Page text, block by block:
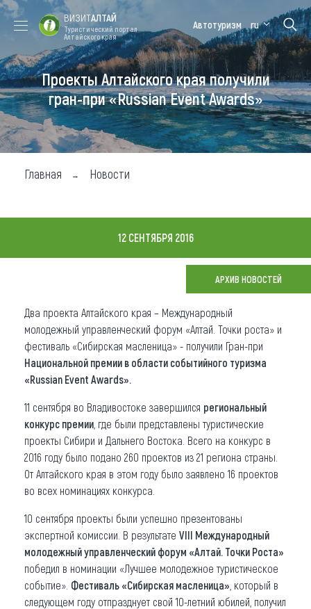
Форум VISIT
ALTAI
Цветение
маральника
Медицинский
форум
Алтайская
зимовка
Туры
Где побывать
Чем заняться
Где остановиться
Новости
Что привезти (сувениры)
О регионе
Коллекция впечатлений
Другие рубрики
ВИЗИТАЛТАЙ
Туристический портал
Алтайского края
Автотуризм ru
Проекты Алтайского края получили
гран-при «Russian Event Awards»
Главная Новости
12 СЕНТЯБРЯ 2016
АРХИВ НОВОСТЕЙ
Два проекта Алтайского края – Международный
молодежный управленческий форум «Алтай. Точки роста» и
фестиваль «Сибирская масленица» - получили Гран-при
Национальной премии в области событийного туризма
«Russian Event Awards».
11 сентября во Владивостоке завершился региональный
конкурс премии , где были представлены туристические
проекты Сибири и Дальнего Востока. Всего на конкурс в
2016 году было подано 260 проектов из 21 региона страны.
От Алтайского края в этом году было заявлено 16 проектов
во всех номинациях конкурса.
10 сентября проекты были успешно презентованы
экспертной комиссии. В результате VIII Международный
молодежный управленческий форум «Алтай. Точки Роста»
победил в номинации «Лучшее молодежное туристическое
событие». Фестиваль «Сибирская масленица» , который в
следующем году отпразднует свой 10-летний юбилей, получил